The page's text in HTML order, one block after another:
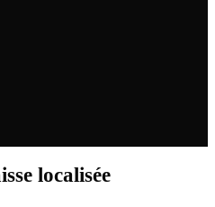
localisée